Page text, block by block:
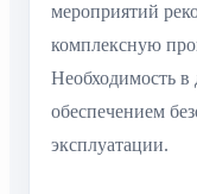
мероприятий
комплексную
Необходимость в
обеспечением
эксплуатации.